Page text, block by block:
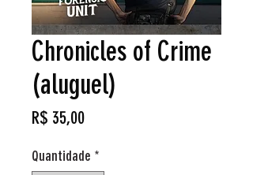
Chronicles of Crime
(aluguel)
R$ 35,00Preço
Quantidade *